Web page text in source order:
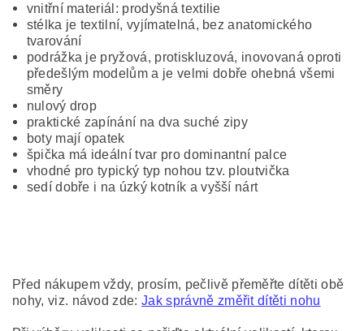
vnitřní materiál: prodyšná textilie
stélka je textilní, vyjímatelná, bez anatomického
tvarování
podrážka je pryžová, protiskluzová, inovovaná oproti
předešlým modelům a je velmi dobře ohebná všemi
směry
nulový drop
praktické zapínání na dva suché zipy
boty mají opatek
špička má ideální tvar pro dominantní palce
vhodné pro typický typ nohou tzv. ploutvička
sedí dobře i na úzký kotník a vyšší nárt
Před nákupem vždy, prosím, pečlivě přeměřte dítěti obě
nohy, viz. návod zde:Jak správně změřit dítěti nohu